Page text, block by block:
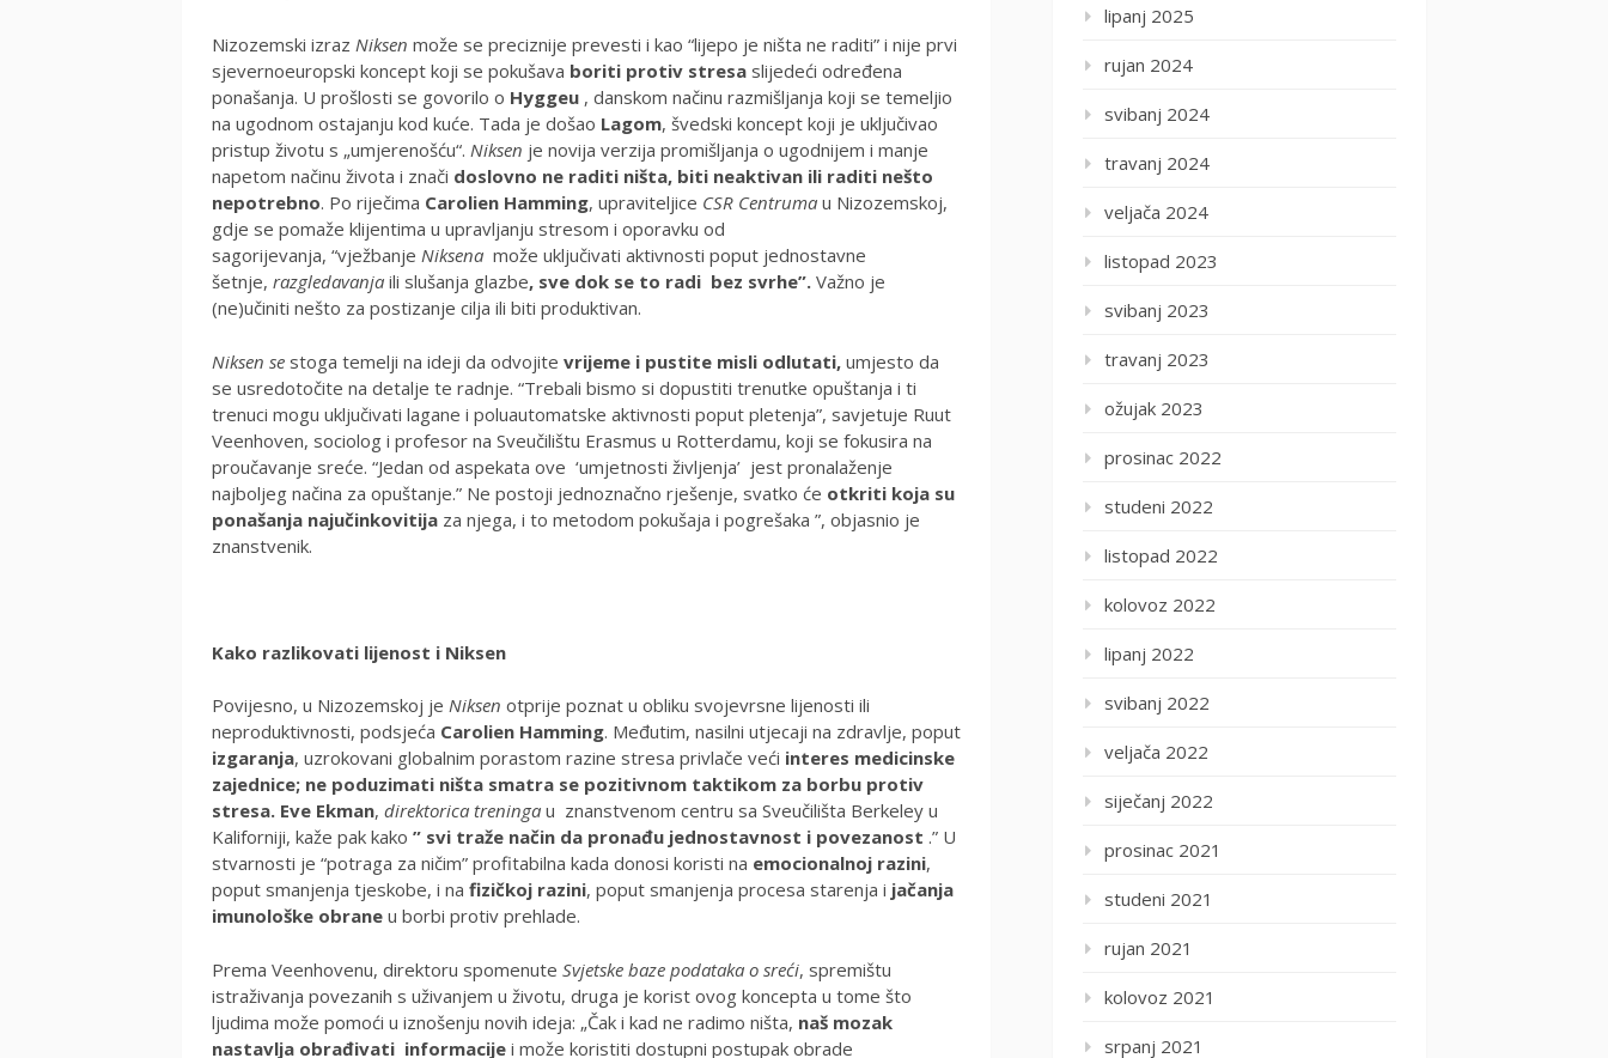
Nizozemski izraz Niksen može se preciznije prevesti i kao “lijepo je ništa ne raditi” i nije prvi
sjevernoeuropski koncept koji se pokušava boriti protiv stresa slijedeći određena
ponašanja. U prošlosti se govorilo o Hyggeu , danskom načinu razmišljanja koji se temeljio
na ugodnom ostajanju kod kuće. Tada je došao Lagom, švedski koncept koji je uključivao
pristup životu s „umjerenošću“. Niksen je novija verzija promišljanja o ugodnijem i manje
napetom načinu života i znači doslovno ne raditi ništa, biti neaktivan ili raditi nešto
nepotrebno. Po riječima Carolien Hamming, upraviteljice CSR Centruma u Nizozemskoj,
gdje se pomaže klijentima u upravljanju stresom i oporavku od
sagorijevanja, “vježbanje Niksena može uključivati ​​aktivnosti poput jednostavne
šetnje, razgledavanja ili slušanja glazbe, sve dok se to radi bez svrhe”. Važno je
(ne)učiniti nešto za postizanje cilja ili biti produktivan.
Niksen se stoga temelji na ideji da odvojite vrijeme i pustite misli odlutati, umjesto da
se usredotočite na detalje te radnje. “Trebali bismo si dopustiti trenutke opuštanja i ti
trenuci mogu uključivati ​​lagane i poluautomatske aktivnosti poput pletenja”, savjetuje Ruut
Veenhoven, sociolog i profesor na Sveučilištu Erasmus u Rotterdamu, koji se fokusira na
proučavanje sreće. “Jedan od aspekata ove ‘umjetnosti življenja’ jest pronalaženje
najboljeg načina za opuštanje.” Ne postoji jednoznačno rješenje, svatko će otkriti koja su
ponašanja najučinkovitija za njega, i to metodom pokušaja i pogrešaka ”, objasnio je
znanstvenik.
Kako razlikovati lijenost i Niksen
Povijesno, u Nizozemskoj je Niksen otprije poznat u obliku svojevrsne lijenosti ili
neproduktivnosti, podsjeća Carolien Hamming. Međutim, nasilni utjecaji na zdravlje, poput
izgaranja, uzrokovani globalnim porastom razine stresa privlače veći interes medicinske
zajednice; ne poduzimati ništa smatra se pozitivnom taktikom za borbu protiv
stresa. Eve Ekman, direktorica treninga u znanstvenom centru sa Sveučilišta Berkeley u
Kaliforniji, kaže pak kako ” svi traže način da pronađu jednostavnost i povezanost .” U
stvarnosti je “potraga za ničim” profitabilna kada donosi koristi na emocionalnoj razini,
poput smanjenja tjeskobe, i na fizičkoj razini, poput smanjenja procesa starenja i jačanja
imunološke obrane u borbi protiv prehlade.
Prema Veenhovenu, direktoru spomenute Svjetske baze podataka o sreći, spremištu
istraživanja povezanih s uživanjem u životu, druga je korist ovog koncepta u tome što
ljudima može pomoći u iznošenju novih ideja: „Čak i kad ne radimo ništa, naš mozak
nastavlja obrađivati informacije i može koristiti dostupni postupak obrade
lipanj 2025
rujan 2024
svibanj 2024
travanj 2024
veljača 2024
listopad 2023
svibanj 2023
travanj 2023
ožujak 2023
prosinac 2022
studeni 2022
listopad 2022
kolovoz 2022
lipanj 2022
svibanj 2022
veljača 2022
siječanj 2022
prosinac 2021
studeni 2021
rujan 2021
kolovoz 2021
srpanj 2021